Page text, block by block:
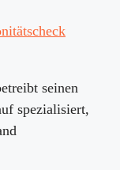
seinen
spezialisiert,